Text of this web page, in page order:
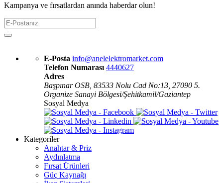
Kampanya ve fırsatlardan anında haberdar olun!
E-Posta info@anelelektromarket.com
Telefon Numarası 4440627
Adres
Başpınar OSB, 83533 Nolu Cad No:13, 27090 5.
Organize Sanayi Bölgesi/Şehitkamil/Gaziantep
Sosyal Medya
Kategoriler
Anahtar & Priz
Aydınlatma
Fırsat Ürünleri
Güç Kaynağı